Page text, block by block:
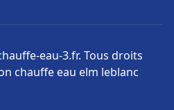
eau-3.fr. Tous droits
chauffe eau elm leblanc